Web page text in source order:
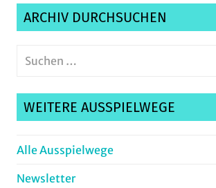
ARCHIV DURCHSUCHEN
Suchen
WEITERE AUSSPIELWEGE
Alle Ausspielwege
Newsletter